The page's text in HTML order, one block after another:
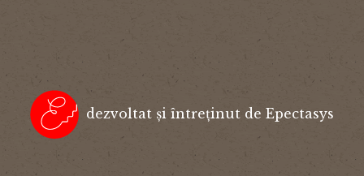
dezvoltat și întreținut de Epectasys